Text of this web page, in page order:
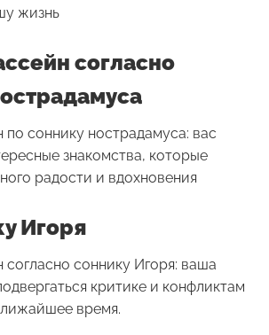
жизнь
согласно
по соннику нострадамуса: вас
знакомства, которые
радости и вдохновения
Игоря
согласно соннику Игоря: ваша
критике и конфликтам
время.